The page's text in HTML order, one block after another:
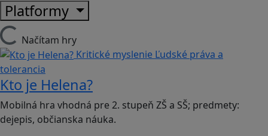
Platformy
Načítam hry
Kritické myslenie Ľudské práva a
tolerancia
Kto je Helena?
Mobilná hra vhodná pre 2. stupeň ZŠ a SŠ; predmety:
dejepis, občianska náuka.